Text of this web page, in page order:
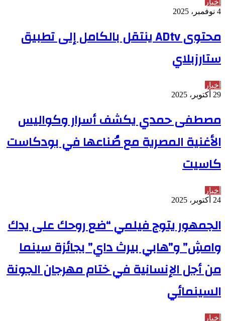
أخبار
4 نوفمبر، 2025
محتوى ADtv ينتقل بالكامل إلى تطبيق
ستارزبلاي
أخبار
29 أكتوبر، 2025
مصطفى حمدي يكشف أسرار وكواليس
الأغنية المصرية مع صُناعها في بودكاست
كاسيت
أخبار
24 أكتوبر، 2025
الجمهور يتوج فيلمي “ضع روحك على يدك
وامشِ” و”هابي بيرث داي” بجائزة سينما
من أجل الإنسانية في ختام مهرجان الجونة
السينمائي
أخبار